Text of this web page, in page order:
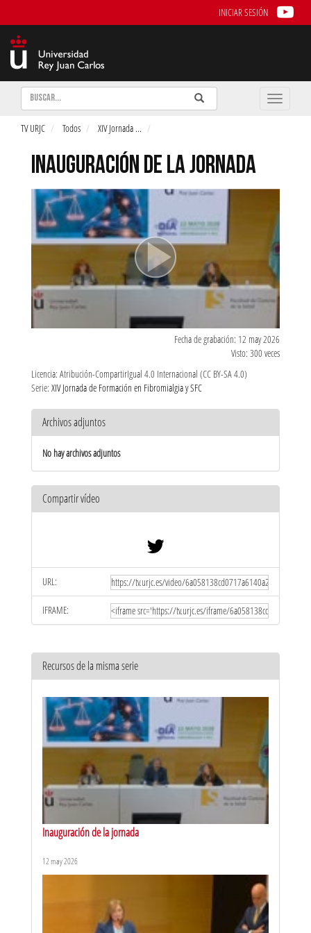
INICIAR SESIÓN
Buscar Enviar
Buscar
Toggle
TV URJC Todos XIV Jornada ...
INAUGURACIÓN DE LA JORNADA
Fecha de grabación: 12 may 2026
Visto: 300 veces
Licencia: Atribución-CompartirIgual 4.0 Internacional (CC BY-SA 4.0)
Serie: XIV Jornada de Formación en Fibromialgia y SFC
Archivos adjuntos
No hay archivos adjuntos
Compartir vídeo
URL:
IFRAME:
Recursos de la misma serie
Inauguración de la jornada
12 may 2026